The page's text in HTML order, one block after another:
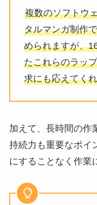
複数のソフトウ
タルマンガ制作
められますが、
たこれらのラッ
求にも応えてく
加えて、長時間の作
持続力も重要なポイ
にすることなく作業